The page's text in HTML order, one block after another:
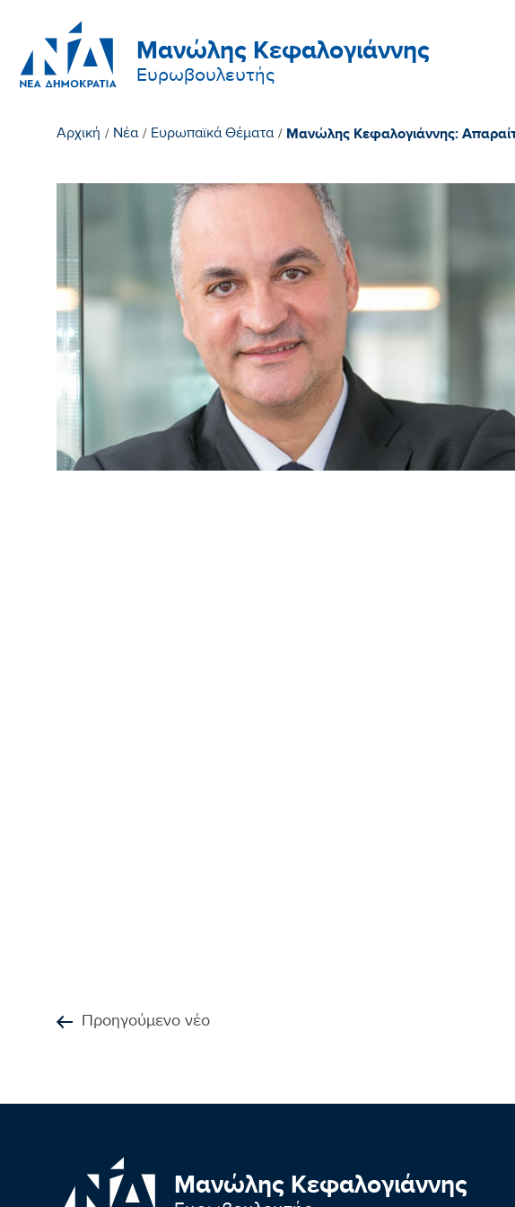
Μανώλης Κεφαλογιάννης
Ευρωβουλευτής
Αρχική / Νέα / Ευρωπαϊκά Θέματα / Μανώλης Κεφαλογιάννης:
Προηγούμενο νέο
Μανώλης Κεφαλογιάννης